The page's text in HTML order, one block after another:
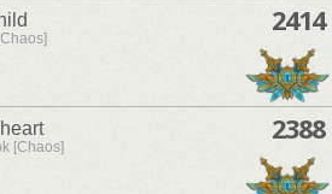
2414
[Chaos]
2388